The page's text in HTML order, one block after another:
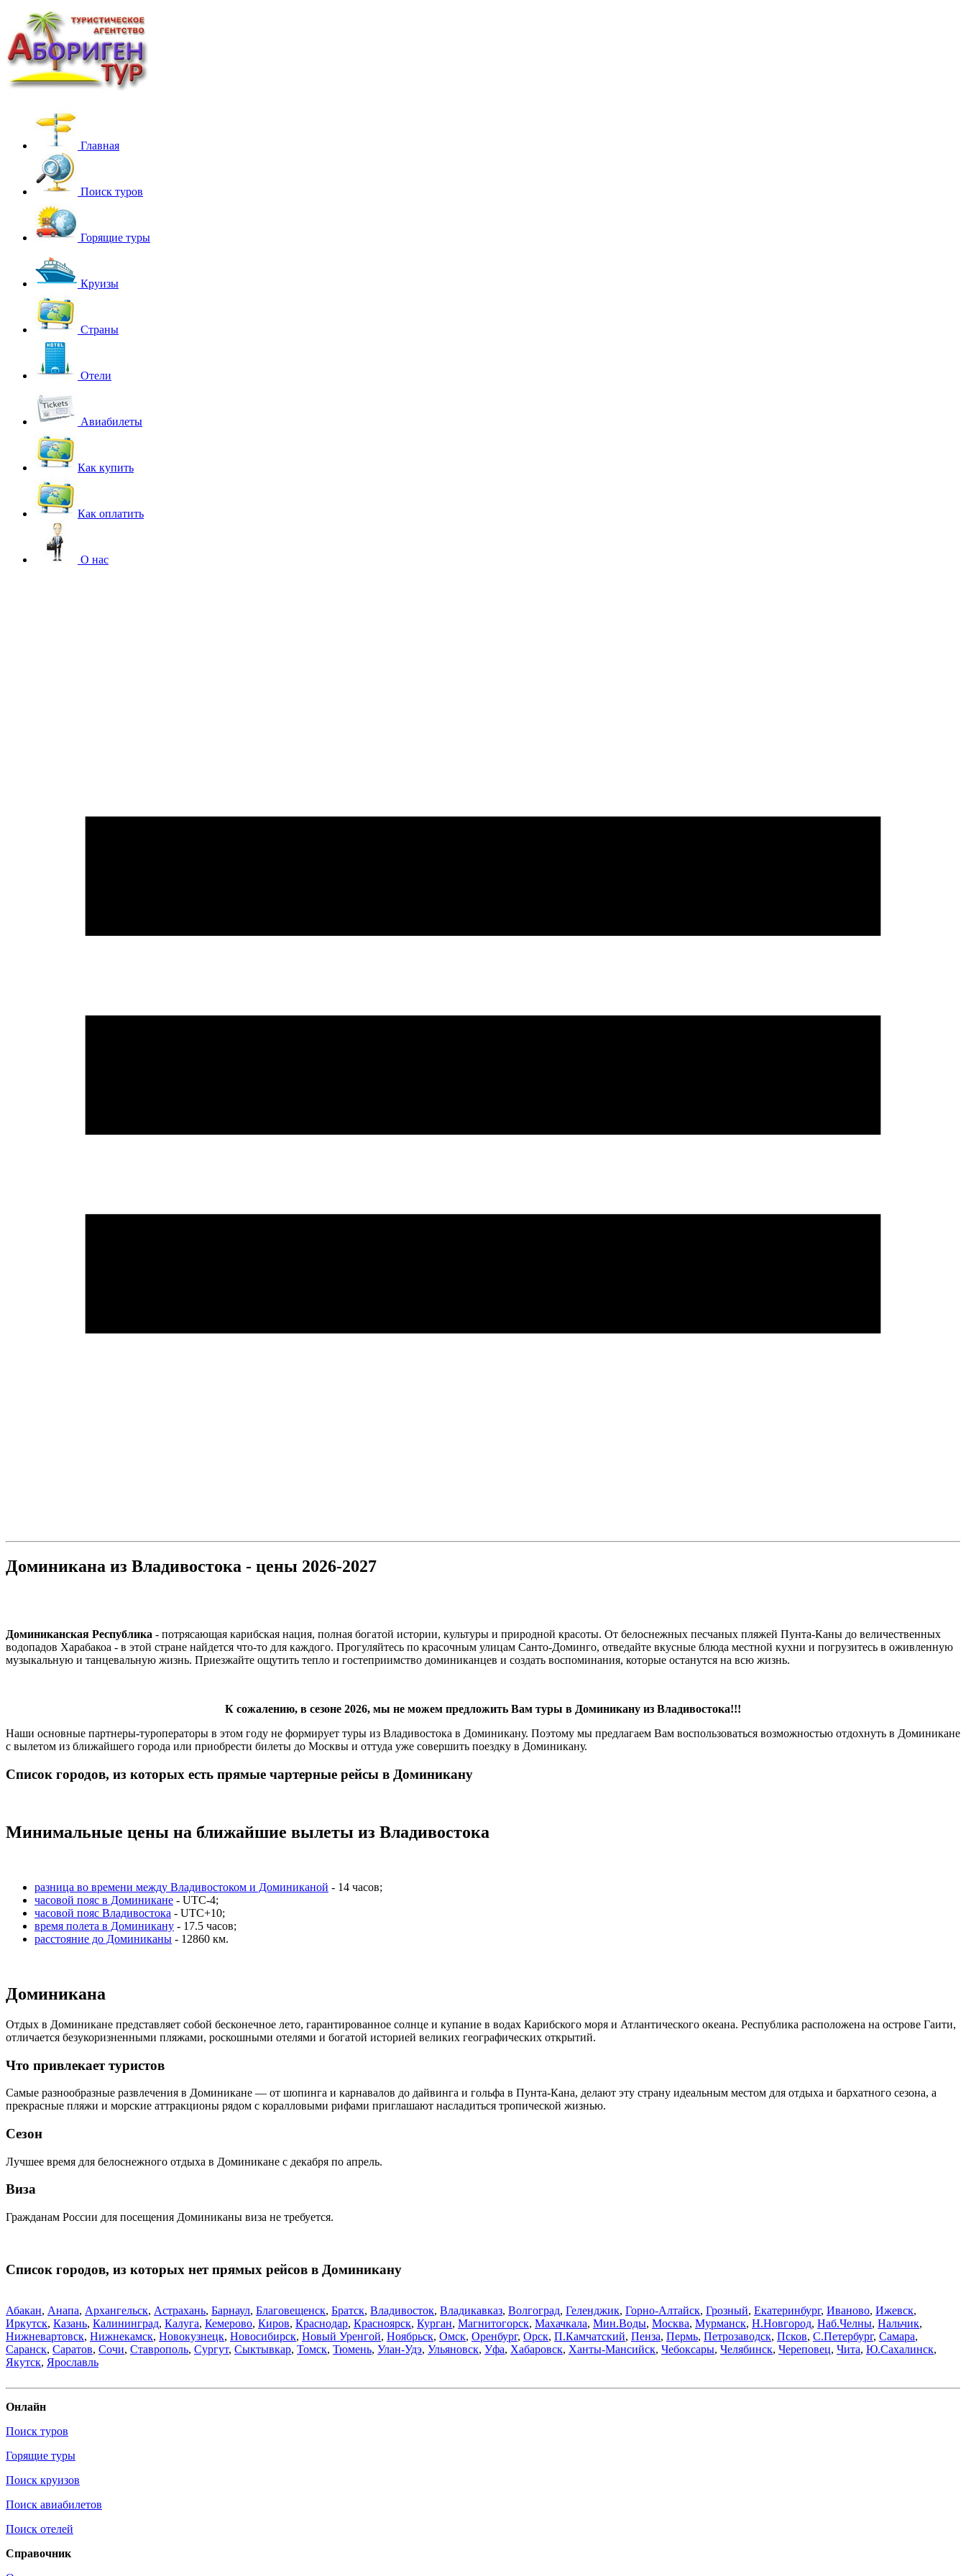
Главная
Поиск туров
Горящие туры
Круизы
Страны
Отели
Авиабилеты
Как купить
Как оплатить
О нас
Доминикана из Владивостока - цены 2026-2027
Доминиканская Республика - потрясающая карибская нация, полная богатой истории, культуры и природной красоты. От белоснежных песчаных пляжей Пунта-Каны до величественных
водопадов Харабакоа - в этой стране найдется что-то для каждого. Прогуляйтесь по красочным улицам Санто-Доминго, отведайте вкусные блюда местной кухни и погрузитесь в оживленную
музыкальную и танцевальную жизнь. Приезжайте ощутить тепло и гостеприимство доминиканцев и создать воспоминания, которые останутся на всю жизнь.
К сожалению, в сезоне 2026, мы не можем предложить Вам туры в Доминикану из Владивостока!!!
Наши основные партнеры-туроператоры в этом году не формирует туры из Владивостока в Доминикану. Поэтому мы предлагаем Вам воспользоваться возможностью отдохнуть в Доминикане
с вылетом из ближайшего города или приобрести билеты до Москвы и оттуда уже совершить поездку в Доминикану.
Список городов, из которых есть прямые чартерные рейсы в Доминикану
Минимальные цены на ближайшие вылеты из Владивостока
разница во времени между Владивостоком и Доминиканой - 14 часов;
часовой пояс в Доминикане - UTC-4;
часовой пояс Владивостока - UTC+10;
время полета в Доминикану - 17.5 часов;
расстояние до Доминиканы - 12860 км.
Доминикана
Отдых в Доминикане представляет собой бесконечное лето, гарантированное солнце и купание в водах Карибского моря и Атлантического океана. Республика расположена на острове Гаити,
отличается безукоризненными пляжами, роскошными отелями и богатой историей великих географических открытий.
Что привлекает туристов
Самые разнообразные развлечения в Доминикане — от шопинга и карнавалов до дайвинга и гольфа в Пунта-Кана, делают эту страну идеальным местом для отдыха и бархатного сезона, а
прекрасные пляжи и морские аттракционы рядом с коралловыми рифами приглашают насладиться тропической жизнью.
Сезон
Лучшее время для белоснежного отдыха в Доминикане с декабря по апрель.
Виза
Гражданам России для посещения Доминиканы виза не требуется.
Список городов, из которых нет прямых рейсов в Доминикану
Абакан, Анапа, Архангельск, Астрахань, Барнаул, Благовещенск, Братск, Владивосток, Владикавказ, Волгоград, Геленджик, Горно-Алтайск, Грозный, Екатеринбург, Иваново, Ижевск,
Иркутск, Казань, Калининград, Калуга, Кемерово, Киров, Краснодар, Красноярск, Курган, Магнитогорск, Махачкала, Мин.Воды, Москва, Мурманск, Н.Новгород, Наб.Челны, Нальчик,
Нижневартовск, Нижнекамск, Новокузнецк, Новосибирск, Новый Уренгой, Ноябрьск, Омск, Оренбург, Орск, П.Камчатский, Пенза, Пермь, Петрозаводск, Псков, С.Петербург, Самара,
Саранск, Саратов, Сочи, Ставрополь, Сургут, Сыктывкар, Томск, Тюмень, Улан-Удэ, Ульяновск, Уфа, Хабаровск, Ханты-Мансийск, Чебоксары, Челябинск, Череповец, Чита, Ю.Сахалинск,
Якутск, Ярославль
Онлайн
Поиск туров
Горящие туры
Поиск круизов
Поиск авиабилетов
Поиск отелей
Справочник